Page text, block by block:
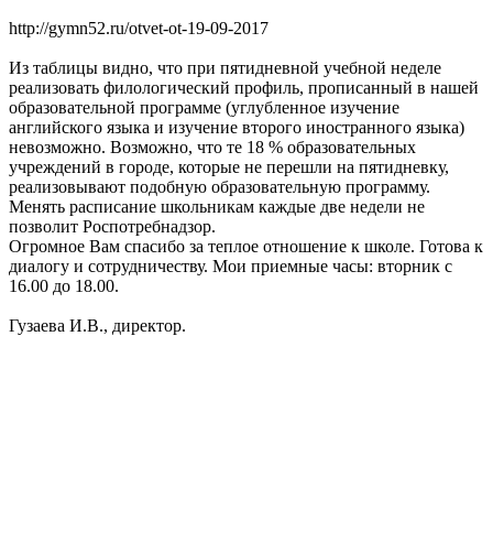
http://gymn52.ru/otvet-ot-19-09-2017
Из таблицы видно, что при пятидневной учебной неделе
реализовать филологический профиль, прописанный в нашей
образовательной программе (углубленное изучение
английского языка и изучение второго иностранного языка)
невозможно. Возможно, что те 18 % образовательных
учреждений в городе, которые не перешли на пятидневку,
реализовывают подобную образовательную программу.
Менять расписание школьникам каждые две недели не
позволит Роспотребнадзор.
Огромное Вам спасибо за теплое отношение к школе. Готова к
диалогу и сотрудничеству. Мои приемные часы: вторник с
16.00 до 18.00.
Гузаева И.В., директор.